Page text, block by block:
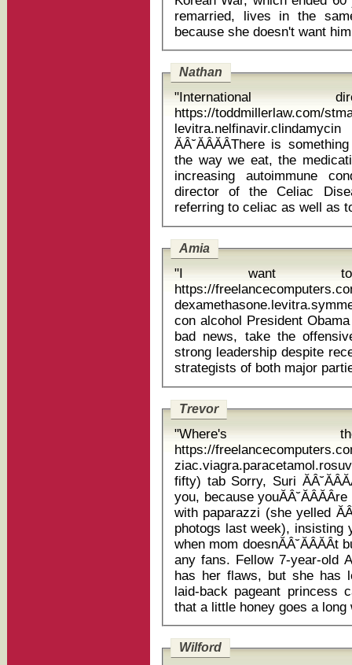
remarried, lives in the
Nathan
"International
https://toddmillerlaw.com/
ĂÂ˘ĂÂĂÂThere is
the way we eat, the
increasing autoimmune
director of the Celiac
Amia
"I want
https://
con alcohol President Obama needs to find ways to get beyond the
bad news, take the
strong leadership despite
Trevor
"Where's
https://
fifty) tab Sorry, Suri ĂÂ˘ĂÂĂÂ the media will never stop following
you, because
with paparazzi (she yelled
photogs last week), insisting
when mom
any fans. Fellow 7-year-old
has her flaws, but she has
laid-back pageant princess
Wilford